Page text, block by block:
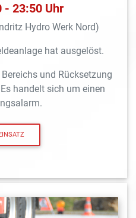
- 23:50 Uhr
Hydro Werk Nord)
hat ausgelöst.
und Rücksetzung
handelt sich um einen